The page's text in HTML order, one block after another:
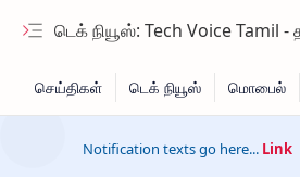
டெக் நியூஸ்: Tech Voice Tamil - தமிழ் டெக் & 2026 AI
Notification texts go here... Link